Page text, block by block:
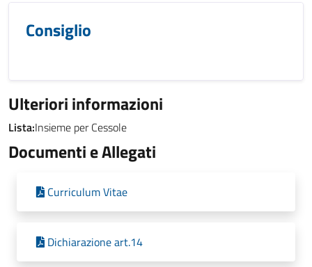
Consiglio
Ulteriori informazioni
Lista:Insieme per Cessole
Documenti e Allegati
Curriculum Vitae
Dichiarazione art.14